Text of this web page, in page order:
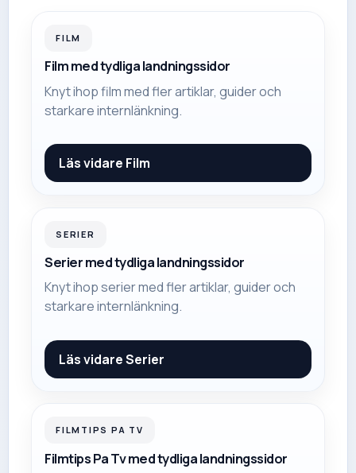
FILM
Film med tydliga landningssidor
Knyt ihop film med fler artiklar, guider och
starkare internlänkning.
Läs vidare Film
SERIER
Serier med tydliga landningssidor
Knyt ihop serier med fler artiklar, guider och
starkare internlänkning.
Läs vidareSerier
FILMTIPS PA TV
Filmtips Pa Tv med tydliga landningssidor